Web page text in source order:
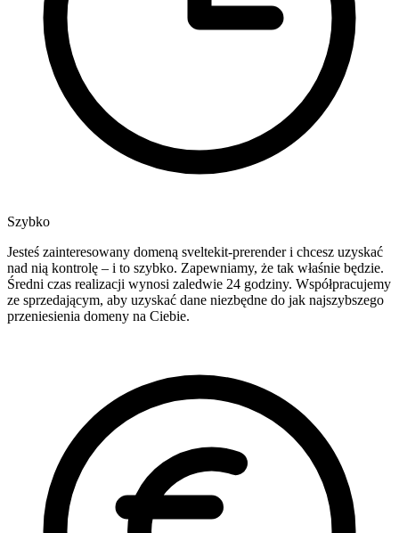
Szybko
Jesteś zainteresowany domeną sveltekit-prerender i chcesz uzyskać
nad nią kontrolę – i to szybko. Zapewniamy, że tak właśnie będzie.
Średni czas realizacji wynosi zaledwie 24 godziny. Współpracujemy
ze sprzedającym, aby uzyskać dane niezbędne do jak najszybszego
przeniesienia domeny na Ciebie.